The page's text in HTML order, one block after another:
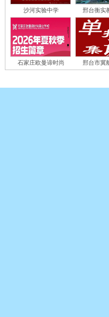
沙河实验中学 邢台衡实
石家庄欧曼谛时尚 邢台市冀